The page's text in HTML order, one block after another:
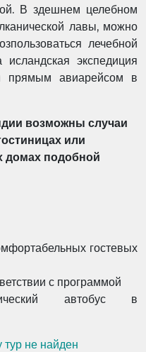
В здешнем целебном
лавы, можно
лечебной
экспедиция
прямым авиарейсом в
возможны случаи
или
домах подобной
гостевых
с программой
автобус в
не найден